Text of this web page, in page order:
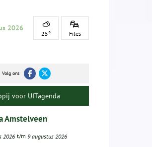
2026
25° Files
Volg ons
voor UITagenda
Amstelveen
2026 t/m 9 augustus 2026